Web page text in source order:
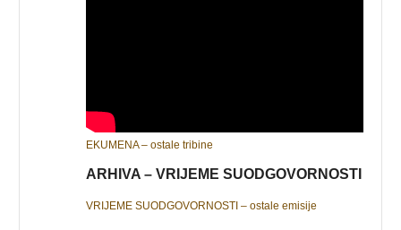
EKUMENA – ostale tribine
ARHIVA – VRIJEME SUODGOVORNOSTI
VRIJEME SUODGOVORNOSTI – ostale emisije